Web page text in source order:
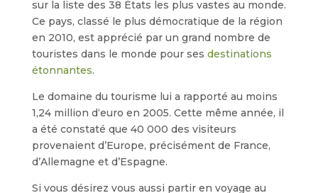
sur la liste des 38 États les plus vastes au monde.
Ce pays, classé le plus démocratique de la région
en 2010, est apprécié par un grand nombre de
touristes dans le monde pour ses destinations
étonnantes.
Le domaine du tourisme lui a rapporté au moins
1,24 million d‘euro en 2005. Cette même année, il
a été constaté que 40 000 des visiteurs
provenaient d’Europe, précisément de France,
d’Allemagne et d’Espagne.
Si vous désirez vous aussi partir en voyage au